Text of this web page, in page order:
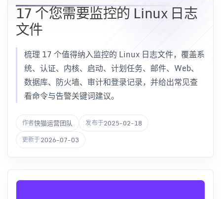
17 个您需要监控的 Linux 日志
文件
梳理 17 个值得纳入监控的 Linux 日志文件，覆盖系
统、认证、内核、启动、计划任务、邮件、Web、
数据库、防火墙、审计和登录记录，并给出常见查
看命令与告警关键词建议。
作者快猫运营团队 发布于2025-02-18
更新于2026-07-03